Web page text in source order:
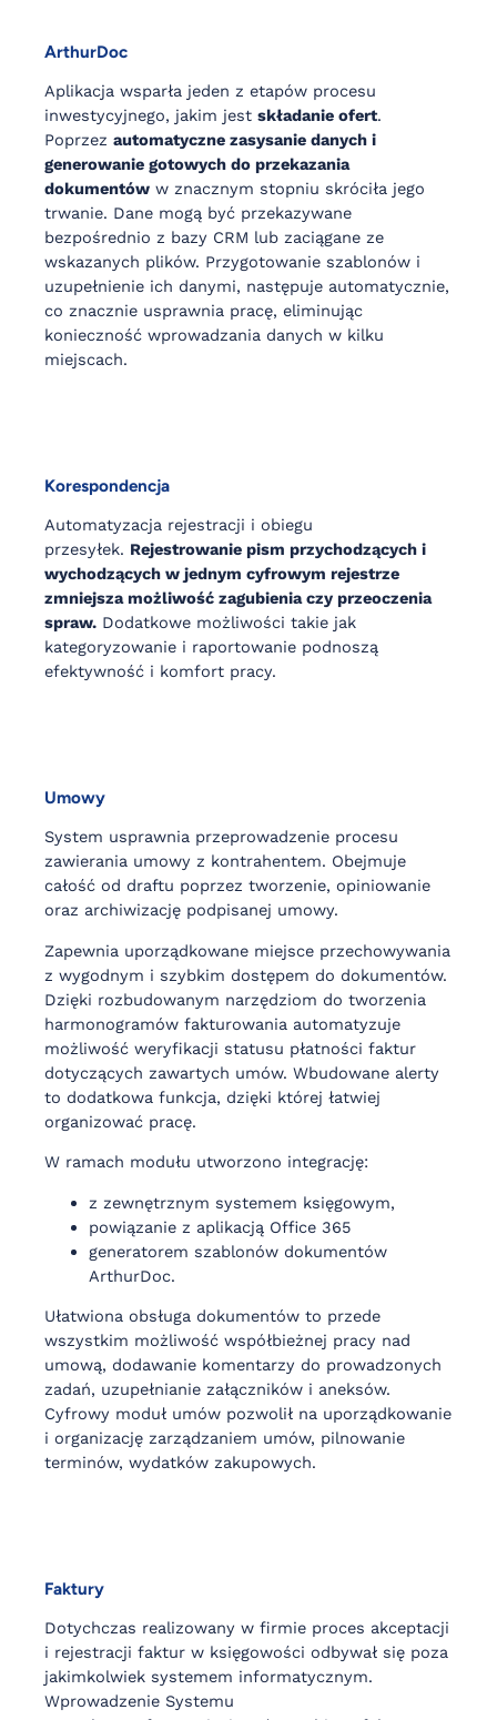
ArthurDoc
Aplikacja wsparła jeden z etapów procesu
inwestycyjnego, jakim jest składanie ofert.
Poprzez automatyczne zasysanie danych i
generowanie gotowych do przekazania
dokumentów w znacznym stopniu skróciła jego
trwanie. Dane mogą być przekazywane
bezpośrednio z bazy CRM lub zaciągane ze
wskazanych plików. Przygotowanie szablonów i
uzupełnienie ich danymi, następuje automatycznie,
co znacznie usprawnia pracę, eliminując
konieczność wprowadzania danych w kilku
miejscach.
Korespondencja
Automatyzacja rejestracji i obiegu
przesyłek. Rejestrowanie pism przychodzących i
wychodzących w jednym cyfrowym rejestrze
zmniejsza możliwość zagubienia czy przeoczenia
spraw. Dodatkowe możliwości takie jak
kategoryzowanie i raportowanie podnoszą
efektywność i komfort pracy.
Umowy
System usprawnia przeprowadzenie procesu
zawierania umowy z kontrahentem. Obejmuje
całość od draftu poprzez tworzenie, opiniowanie
oraz archiwizację podpisanej umowy.
Zapewnia uporządkowane miejsce przechowywania
z wygodnym i szybkim dostępem do dokumentów.
Dzięki rozbudowanym narzędziom do tworzenia
harmonogramów fakturowania automatyzuje
możliwość weryfikacji statusu płatności faktur
dotyczących zawartych umów. Wbudowane alerty
to dodatkowa funkcja, dzięki której łatwiej
organizować pracę.
W ramach modułu utworzono integrację:
z zewnętrznym systemem księgowym,
powiązanie z aplikacją Office 365
generatorem szablonów dokumentów
ArthurDoc.
Ułatwiona obsługa dokumentów to przede
wszystkim możliwość współbieżnej pracy nad
umową, dodawanie komentarzy do prowadzonych
zadań, uzupełnianie załączników i aneksów.
Cyfrowy moduł umów pozwolił na uporządkowanie
i organizację zarządzaniem umów, pilnowanie
terminów, wydatków zakupowych.
Faktury
Dotychczas realizowany w firmie proces akceptacji
i rejestracji faktur w księgowości odbywał się poza
jakimkolwiek systemem informatycznym.
Wprowadzenie Systemu